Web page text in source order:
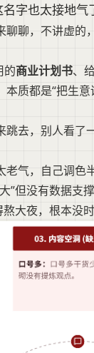
字也太接地气
聊，不讲虚的
的商业计划书、
质都是“把生意
去，别人看了
气，自己调色
”但没有数据支
大夜，根本没